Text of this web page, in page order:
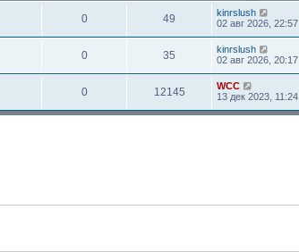
0 49
kinrslush
02 авг 2026, 22:57
0 35
kinrslush
02 авг 2026, 20:17
0 12145
WCC
13 дек 2023, 11:24